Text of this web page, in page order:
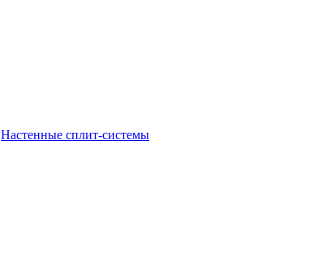
Настенные сплит-системы